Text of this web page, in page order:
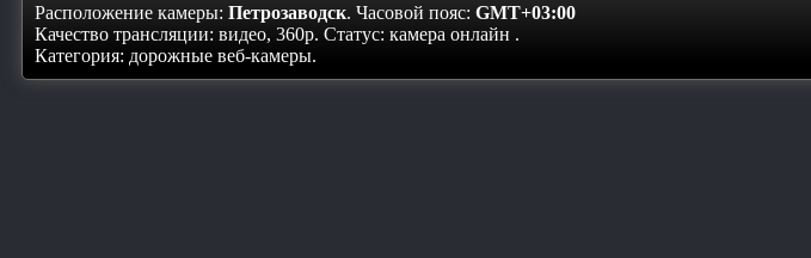
Расположение камеры: Петрозаводск. Часовой пояс: GMT+03:00
Качество трансляции: видео, 360p. Статус: камера онлайн .
Категория: дорожные веб-камеры.